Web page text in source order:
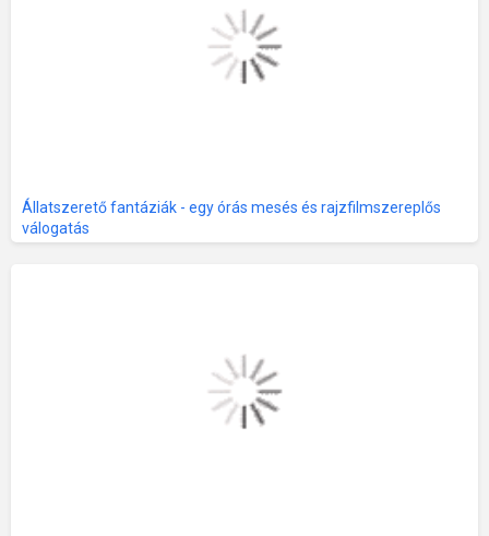
Állatszerető fantáziák - egy órás mesés és rajzfilmszereplős
válogatás